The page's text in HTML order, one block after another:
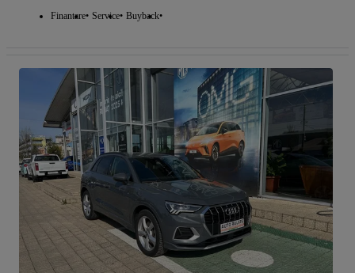
Finantare Service Buyback